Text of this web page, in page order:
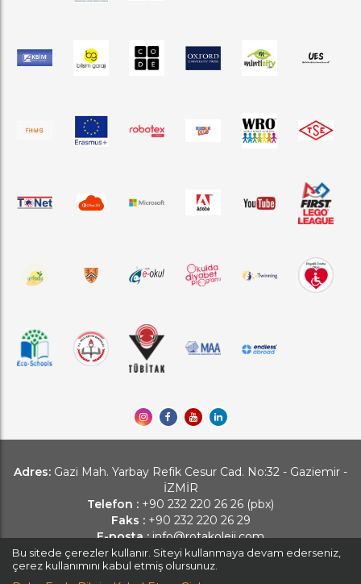
Adres: Gazi Mah. Yarbay Refik Cesur Cad. No:32 - Gaziemir -
İZMİR
Telefon : +90 232 220 26 26 (pbx)
Faks :+90 232 220 26 29
E-posta :info@rotakoleji.com
Bu sitede çerezler kullanır. Siteyi kullanmaya devam ederseniz,
çerez kullanımını kabul etmiş olursunuz.